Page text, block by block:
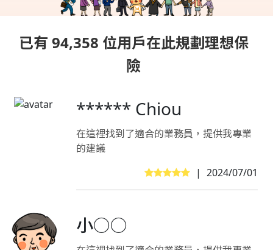
已有 94,358 位用戶在此規劃理想保
險
****** Chiou
在這裡找到了適合的業務員，提供我專業
的建議
| 2024/07/01
小○○